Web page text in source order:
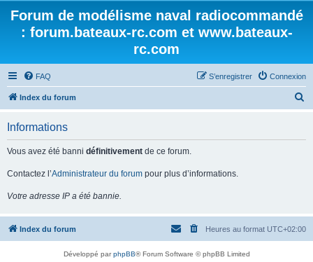
Forum de modélisme naval radiocommandé
: forum.bateaux-rc.com et www.bateaux-
rc.com
FAQ Connexion
S’enregistrer
Index du forum
e
Informations
Vous avez été banni définitivement de ce forum.
Contactez l’Administrateur du forum pour plus d’informations.
Votre adresse IP a été bannie.
Index du forum Heures au format UTC+02:00
Développé parphpBB® Forum Software © phpBB Limited